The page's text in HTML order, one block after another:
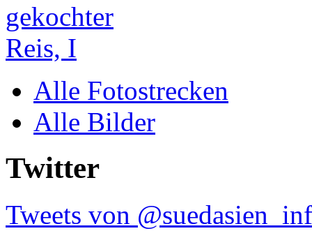
Alle Fotostrecken
Alle Bilder
Twitter
Tweets von